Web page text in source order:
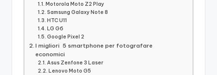
Motorola Moto Z2 Play
Samsung Galaxy Note 8
HTC U11
LG G6
Google Pixel 2
I migliori 5 smartphone per fotografare
economici
Asus Zenfone 3 Laser
Lenovo Moto G5